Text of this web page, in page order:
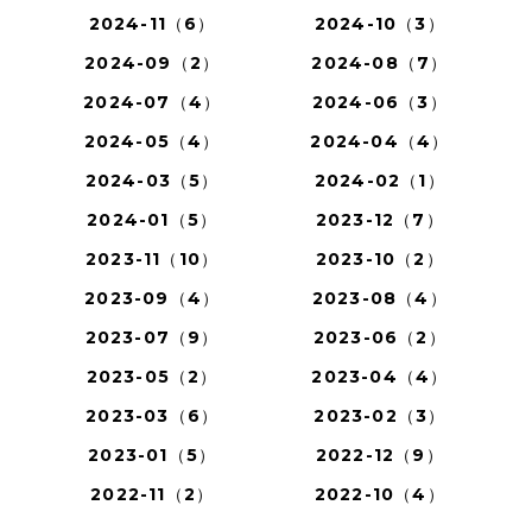
2024-11（6）
2024-10（3）
2024-09（2）
2024-08（7）
2024-07（4）
2024-06（3）
2024-05（4）
2024-04（4）
2024-03（5）
2024-02（1）
2024-01（5）
2023-12（7）
2023-11（10）
2023-10（2）
2023-09（4）
2023-08（4）
2023-07（9）
2023-06（2）
2023-05（2）
2023-04（4）
2023-03（6）
2023-02（3）
2023-01（5）
2022-12（9）
2022-11（2）
2022-10（4）